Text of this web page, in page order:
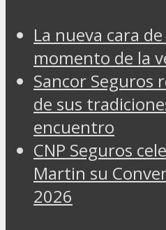
La nueva cara de
momento de la
Sancor Seguros
de sus
encuentro
CNP Seguros
Martin su
2026